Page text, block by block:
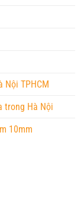
Nội TPHCM
trong Hà Nội
10mm